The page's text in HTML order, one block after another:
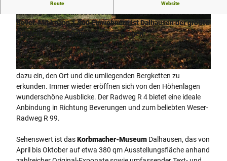
© Teutoburger Wald / Stadt Beverungen, J. Knipping | CC-BY-SA
© Teutoburger Wald / Stadt Beverungen, J. Kni
pping |
CC-BY-SA
© Teutoburger Wald / Stadt Beverungen, J. Kni
pping |CC-BY-SA
Route Website
Bever. Mit knapp 1.800 Einwohnern ist Dalhausen der größte
Ortsteil der Großgemeinde Beverungen.
Umgeben von Wäldern und Hochflächen laden Wanderwege
wie der 13 km lange Qualitätswanderweg "Wo der Bock zum
Gärtner wird" und der 33 km lange Weser-Bever-Höhenweg
dazu ein, den Ort und die umliegenden Bergketten zu
erkunden. Immer wieder eröffnen sich von den Höhenlagen
wunderschöne Ausblicke. Der Radweg R 4 bietet eine ideale
Anbindung in Richtung Beverungen und zum beliebten Weser-
Radweg R 99.
Sehenswert ist dasKorbmacher-Museum Dalhausen, das von
April bis Oktober auf etwa 380 qm Ausstellungsfläche anhand